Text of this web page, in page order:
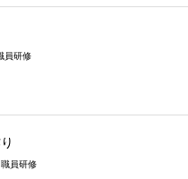
員研修
職員研修